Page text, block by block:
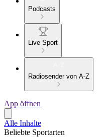
Podcasts
Live Sport
Radiosender von A-Z
App öffnen
Alle Inhalte
Beliebte Sportarten